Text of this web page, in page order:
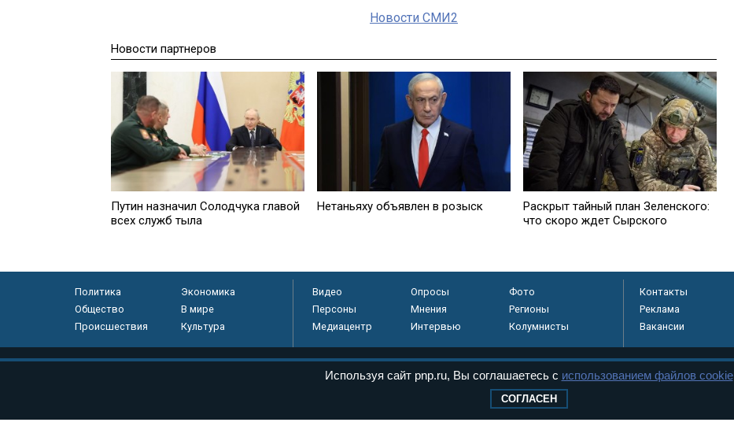
Новости СМИ2
Новости партнеров
Путин назначил Солодчука главой
всех служб тыла
Нетаньяху объявлен в розыск
Раскрыт тайный план Зеленского:
что скоро ждет Сырского
Политика
Экономика
Общество
В мире
Происшествия
Культура
Видео Опросы
Фото
Персоны
Мнения
Регионы
Медиацентр
Интервью Колумнисты
Контакты
Реклама
Вакансии
Используя сайт pnp.ru, Вы соглашаетесь с использованием файлов cookie
СОГЛАСЕН